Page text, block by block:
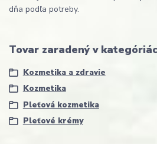
dňa podľa potreby.
Tovar zaradený v
Kozmetika a zdravie
Kozmetika
Pleťová kozmetika
Pleťové krémy